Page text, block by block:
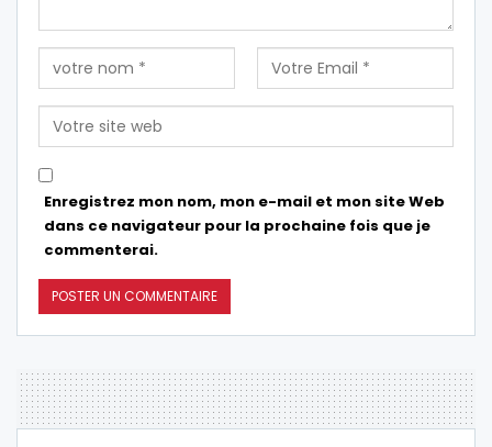
Enregistrez mon nom, mon e-mail et mon site Web
dans ce navigateur pour la prochaine fois que je
commenterai.